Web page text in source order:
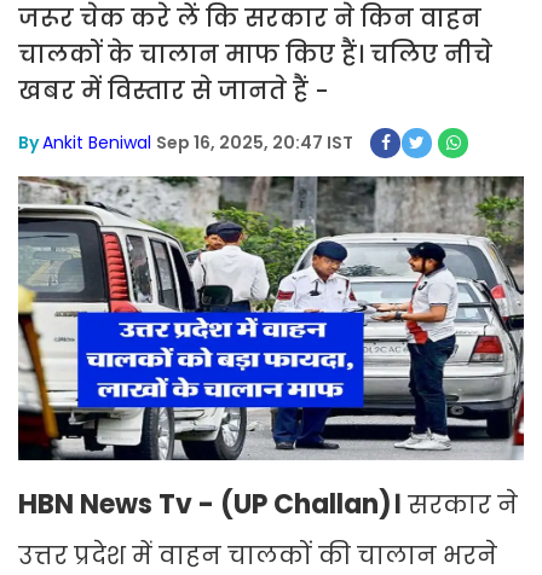
जरूर चेक करे लें कि सरकार ने किन वाहन
चालकों के चालान माफ किए हैं। चलिए नीचे
खबर में विस्तार से जानते हैं -
ByAnkit Beniwal Sep 16, 2025, 20:47 IST
HBN News Tv - (UP Challan)। सरकार ने
उत्तर प्रदेश में वाहन चालकों की चालान भरने